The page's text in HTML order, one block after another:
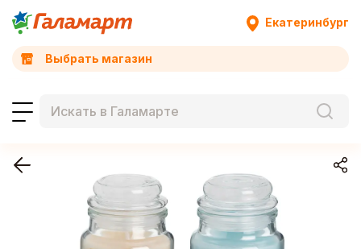
Екатеринбург
Выбрать магазин